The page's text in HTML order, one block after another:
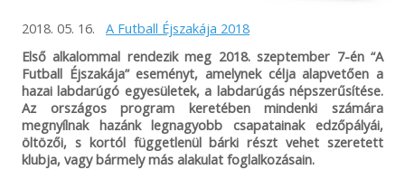
2018. 05. 16.
A Futball Éjszakája 2018
Első alkalommal rendezik meg 2018. szeptember 7-én “A
Futball Éjszakája” eseményt, amelynek célja alapvetően a
hazai labdarúgó egyesületek, a labdarúgás népszerűsítése.
Az országos program keretében mindenki számára
megnyílnak hazánk legnagyobb csapatainak edzőpályái,
öltözői, s kortól függetlenül bárki részt vehet szeretett
klubja, vagy bármely más alakulat foglalkozásain.